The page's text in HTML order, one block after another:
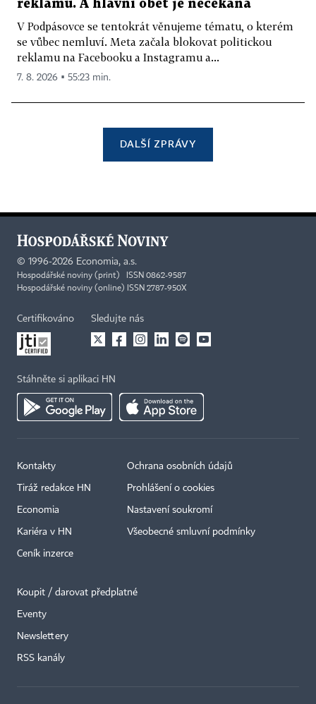
reklamu. A hlavní oběť je nečekaná
V Podpásovce se tentokrát věnujeme tématu, o kterém
se vůbec nemluví. Meta začala blokovat politickou
reklamu na Facebooku a Instagramu a...
7. 8. 2026 ▪ 55:23 min.
DALŠÍ ZPRÁVY
© 1996-2026 Economia, a.s.
Hospodářské noviny (print) ISSN 0862-9587
Hospodářské noviny (online) ISSN 2787-950X
Certifikováno Sledujte nás
Stáhněte si aplikaci HN
Kontakty
Tiráž redakce HN
Economia
Kariéra v HN
Ceník inzerce
Ochrana osobních údajů
Prohlášení o cookies
Nastavení soukromí
Všeobecné smluvní podmínky
Koupit / darovat předplatné
Eventy
Newslettery
RSS kanály